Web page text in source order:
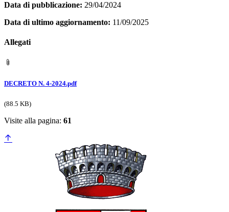
Data di pubblicazione: 29/04/2024
Data di ultimo aggiornamento: 11/09/2025
Allegati
DECRETO N. 4-2024.pdf
(88.5 KB)
Visite alla pagina: 61